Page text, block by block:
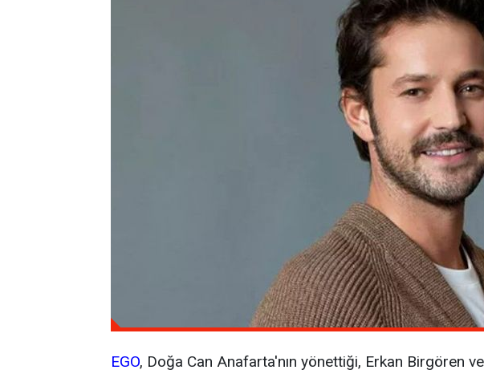
EGO, Doğa Can Anafarta'nın yönettiği, Erkan Birgören